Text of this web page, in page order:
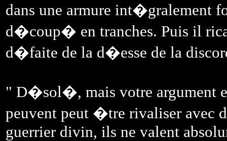
dans une armure int�gralement
d�coup� en tranches. Puis il
d�faite de la d�esse de la
" D�sol�, mais votre argument
peuvent peut �tre rivaliser avec
guerrier divin, ils ne valent